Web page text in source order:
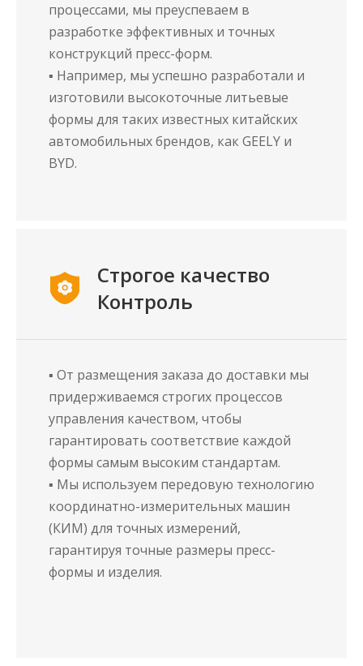
процессами, мы преуспеваем в
разработке эффективных и точных
конструкций пресс-форм.
▪ Например, мы успешно разработали и
изготовили высокоточные литьевые
формы для таких известных китайских
автомобильных брендов, как GEELY и
BYD.
Строгое качество
Контроль
▪ От размещения заказа до доставки мы
придерживаемся строгих процессов
управления качеством, чтобы
гарантировать соответствие каждой
формы самым высоким стандартам.
▪ Мы используем передовую технологию
координатно-измерительных машин
(КИМ) для точных измерений,
гарантируя точные размеры пресс-
формы и изделия.